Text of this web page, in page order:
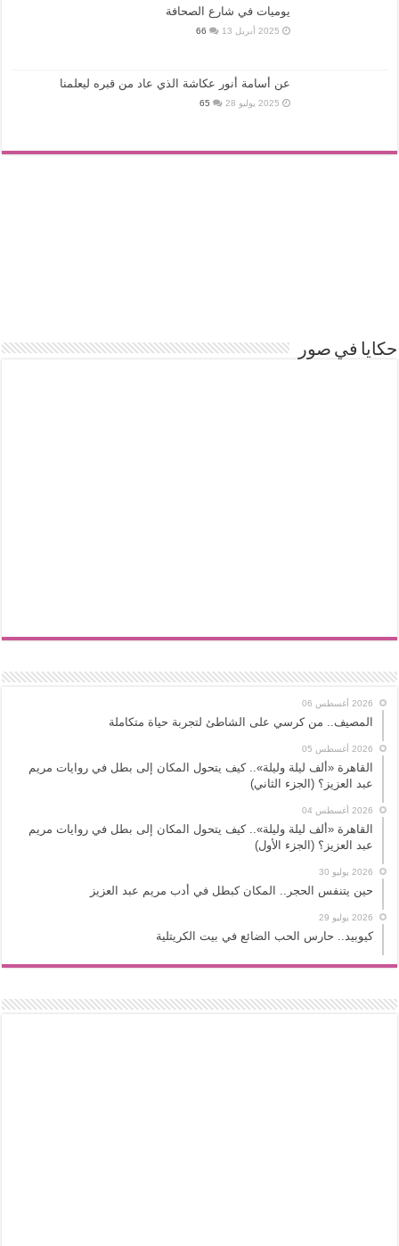
يوميات في شارع الصحافة
2025 أبريل 13 66
عن أسامة أنور عكاشة الذي عاد من قبره ليعلمنا
2025 يوليو 28 65
حكايا في صور
2026 أغسطس 06
المصيف.. من كرسي على الشاطئ لتجربة حياة متكاملة
2026 أغسطس 05
القاهرة «ألف ليلة وليلة».. كيف يتحول المكان إلى بطل في روايات مريم
عبد العزيز؟ (الجزء الثاني)
2026 أغسطس 04
القاهرة «ألف ليلة وليلة».. كيف يتحول المكان إلى بطل في روايات مريم
عبد العزيز؟ (الجزء الأول)
2026 يوليو 30
حين يتنفس الحجر.. المكان كبطل في أدب مريم عبد العزيز
2026 يوليو 29
كيوبيد.. حارس الحب الضائع في بيت الكريتلية